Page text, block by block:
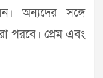
অন্যদের সঙ্গে
প্রেম এবং